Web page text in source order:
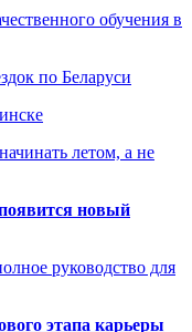
обучения в
по Беларуси
летом, а не
новый
руководство для
этапа карьеры